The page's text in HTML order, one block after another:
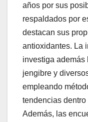
años por sus
respaldados por
destacan sus
antioxidantes. La
investiga además
jengibre y
empleando
tendencias
Además, las